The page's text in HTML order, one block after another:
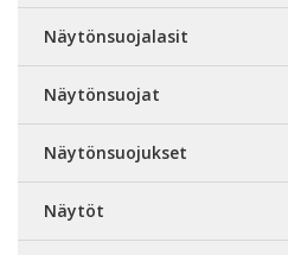
Näytönsuojalasit
Näytönsuojat
Näytönsuojukset
Näytöt